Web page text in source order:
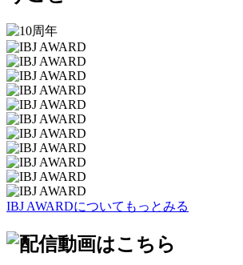
IBJ AWARDについてもっとみる